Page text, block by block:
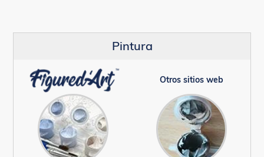
Pintura
Otros sitios web